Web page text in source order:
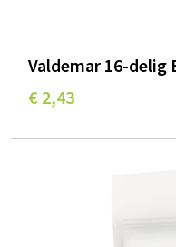
Valdemar 16-
€ 2,43